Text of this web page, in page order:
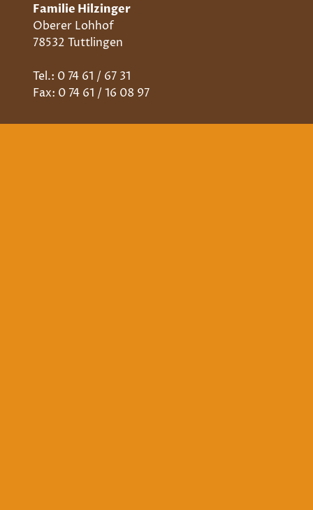
Familie Hilzinger
Oberer Lohhof
78532 Tuttlingen
Tel.: 0 74 61 / 67 31
Fax: 0 74 61 / 16 08 97